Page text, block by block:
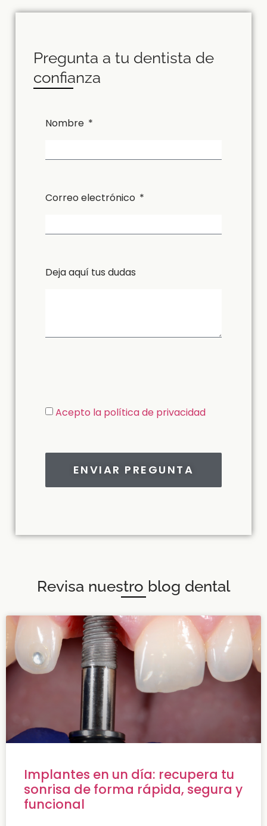
Pregunta a tu dentista de
confianza
Nombre
Correo electrónico
Deja aquí tus dudas
Acepto la política de privacidad
ENVIAR PREGUNTA
Revisa nuestro blog dental
Implantes en un día: recupera tu
sonrisa de forma rápida, segura y
funcional